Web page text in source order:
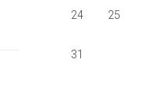
24 25
31